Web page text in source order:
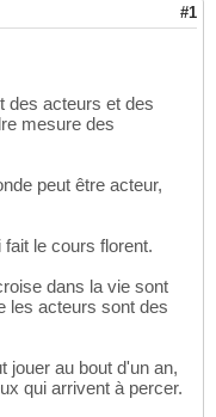
#1
des acteurs et des
mesure des
peut être acteur,
le cours florent.
dans la vie sont
les acteurs sont des
jouer au bout d'un an,
qui arrivent à percer.